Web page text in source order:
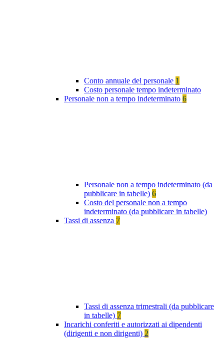
Conto annuale del personale 1
Costo personale tempo indeterminato
Personale non a tempo indeterminato 6
Personale non a tempo indeterminato (da
pubblicare in tabelle) 6
Costo del personale non a tempo
indeterminato (da pubblicare in tabelle)
Tassi di assenza 7
Tassi di assenza trimestrali (da pubblicare
in tabelle) 7
Incarichi conferiti e autorizzati ai dipendenti
(dirigenti e non dirigenti) 2